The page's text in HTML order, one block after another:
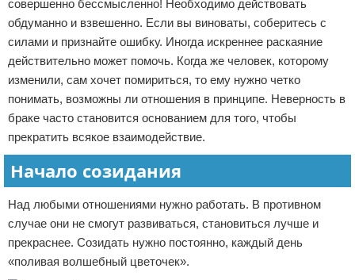
совершенно бессмысленно! Необходимо действовать
обдуманно и взвешенно. Если вы виноваты, соберитесь с
силами и признайте ошибку. Иногда искреннее раскаяние
действительно может помочь. Когда же человек, которому
изменили, сам хочет помириться, то ему нужно четко
понимать, возможны ли отношения в принципе. Неверность в
браке часто становится основанием для того, чтобы
прекратить всякое взаимодействие.
Начало созидания
Над любыми отношениями нужно работать. В противном
случае они не смогут развиваться, становиться лучше и
прекраснее. Созидать нужно постоянно, каждый день
«поливая волшебный цветочек».